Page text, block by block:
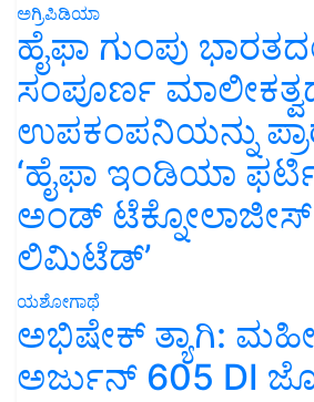
ಅಗ್ರಿಪಿಡಿಯಾ
ಹೈಫಾ ಗುಂಪು
ಸಂಪೂರ್ಣ
ಉಪಕಂಪನಿಯನ್ನು
‘ಹೈಫಾ ಇಂಡಿಯಾ
ಅಂಡ್ ಟೆಕ್ನೋಲಾಜೀಸ್
ಲಿಮಿಟೆಡ್’
ಯಶೋಗಾಥೆ
ಅಭಿಷೇಕ್ ತ್ಯಾಗಿ:
ಅರ್ಜುನ್ 605 DI